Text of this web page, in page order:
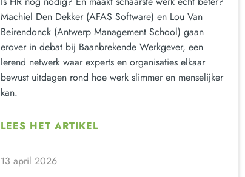
Machiel Den Dekker (AFAS Software) en Lou Van
Beirendonck (Antwerp Management School) gaan
erover in debat bij Baanbrekende Werkgever, een
lerend netwerk waar experts en organisaties elkaar
bewust uitdagen rond hoe werk slimmer en menselijker
kan.
LEES HET ARTIKEL
13 april 2026